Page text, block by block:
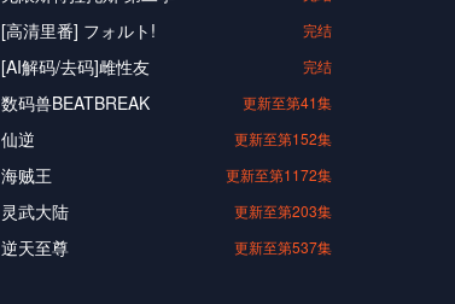
[高清里番] フォルト! 完结
[AI解码/去码]雌性友 完结
数码兽BEATBREAK 更新至第41集
仙逆 更新至第152集
海贼王 更新至第1172集
灵武大陆 更新至第203集
逆天至尊 更新至第537集